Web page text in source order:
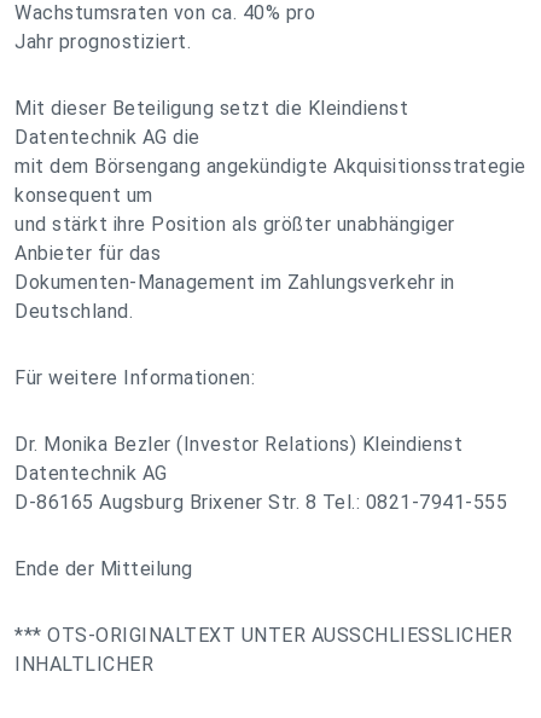
Wachstumsraten von ca. 40% pro
Jahr prognostiziert.
Mit dieser Beteiligung setzt die Kleindienst
Datentechnik AG die
mit dem Börsengang angekündigte Akquisitionsstrategie
konsequent um
und stärkt ihre Position als größter unabhängiger
Anbieter für das
Dokumenten-Management im Zahlungsverkehr in
Deutschland.
Für weitere Informationen:
Dr. Monika Bezler (Investor Relations) Kleindienst
Datentechnik AG
D-86165 Augsburg Brixener Str. 8 Tel.: 0821-7941-555
Ende der Mitteilung
*** OTS-ORIGINALTEXT UNTER AUSSCHLIESSLICHER
INHALTLICHER